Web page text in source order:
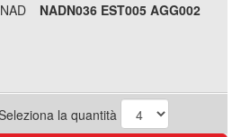
NAD
NADN036 EST005 AGG002
la quantità